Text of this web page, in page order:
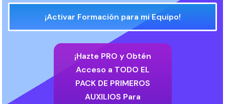
¡Activar Formación para mi Equipo!
¡Hazte PRO y Obtén
Acceso a TODO EL
PACK DE PRIMEROS
AUXILIOS Para